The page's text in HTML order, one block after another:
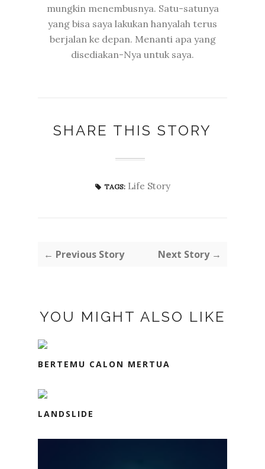
mungkin menembusnya. Satu-satunya
yang bisa saya lakukan hanyalah terus
berjalan ke depan. Menanti apa yang
disediakan-Nya untuk saya.
SHARE THIS STORY
TAGS: Life Story
← Previous Story Next Story →
YOU MIGHT ALSO LIKE
BERTEMU CALON MERTUA
LANDSLIDE